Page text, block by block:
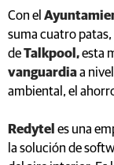
Con el
suma cuatro
deTalkpool,esta
vanguardiaa
ambiental, el
Redytel es una
la solución de